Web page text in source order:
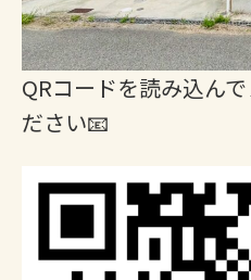
QRコードを読み込ん
ださい📧